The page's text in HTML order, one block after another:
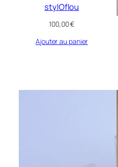
stylOflou
100,00€
Ajouter au panier